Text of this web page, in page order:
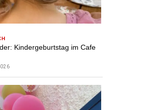
Kindergeburtstag im Cafe